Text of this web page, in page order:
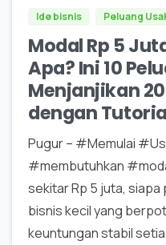
Ide bisnis Peluang
Modal Rp 5
Apa? Ini 10
Menjanjikan
dengan
Pugur – #Memulai
#membutuhkan
sekitar Rp 5 juta, siapa
bisnis kecil yang
keuntungan stabil